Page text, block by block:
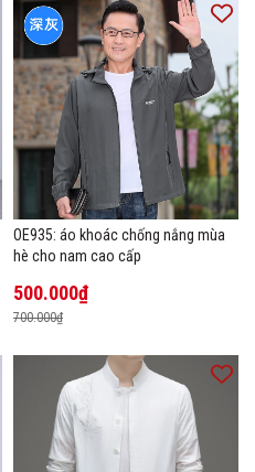
OE935: áo khoác chống nắng mùa
hè cho nam cao cấp
500.000₫
700.000₫